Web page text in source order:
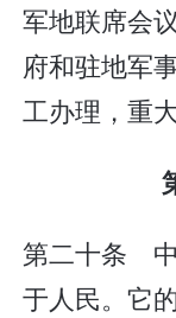
军地联席会
府和驻地军
工办理，重
第二十条 中
于人民。它